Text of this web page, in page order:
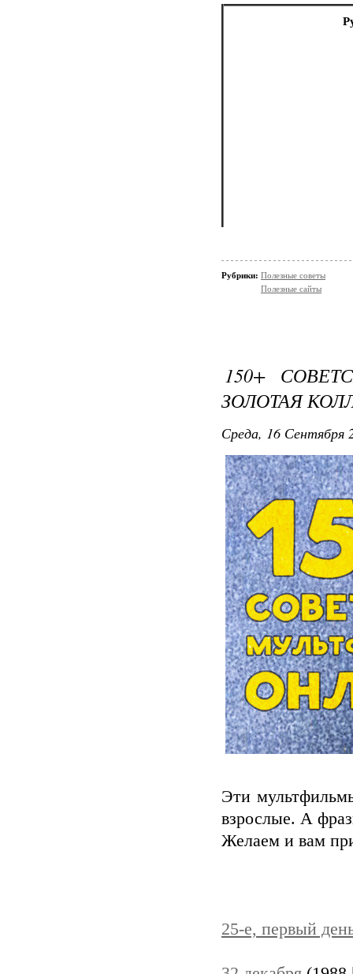
Рубрики: Полезные советы
Полезные сайты
150+
ЗОЛОТАЯ
Среда, 16 Сентября
Эти
взрослые. А
Желаем и вам
25-е, первый